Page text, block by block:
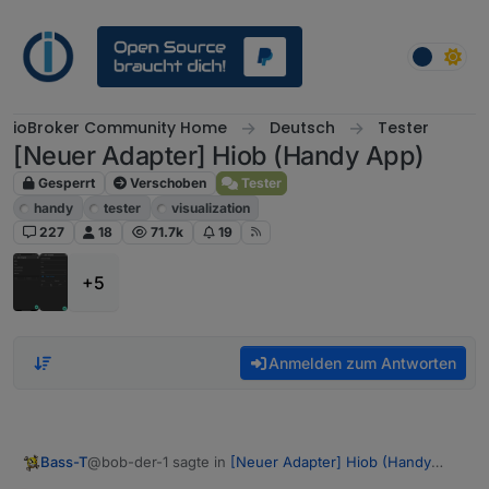
ioBroker Community Home Deutsch Tester
[Neuer Adapter] Hiob (Handy App)
Gesperrt Verschoben
Tester
handy
tester
visualization
227
18 71.7k 19
+5
Anmelden zum Antworten
Bass-T@bob-der-1 sagte in [Neuer Adapter] Hiob (Handy